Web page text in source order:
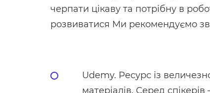
черпати цікаву та потрібну в
розвиватися Ми рекомендуємо
Udemy. Ресурс із
матеріалів. Серед